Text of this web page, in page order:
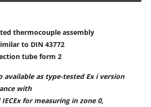
thermocouple assembly
to DIN 43772
tube form 2
available as type-tested Ex i version
with
IECEx for measuring in zone 0,